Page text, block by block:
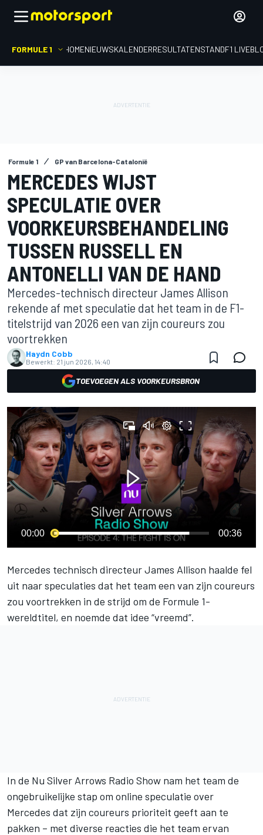
FORMULE 1 HOMENIEUWSKALENDERRESULTATENSTANDF1
Formule 1 GP van Barcelona-Catalonië
MERCEDES WIJST
SPECULATIE OVER
VOORKEURSBEHANDELING
TUSSEN RUSSELL EN
ANTONELLI VAN DE HAND
Mercedes-technisch directeur James Allison
rekende af met speculatie dat het team in de F1-
titelstrijd van 2026 een van zijn coureurs zou
voortrekken
Haydn Cobb
Bewerkt: 21 jun 2026, 14:40
TOEVOEGEN ALS VOORKEURSBRON
00:00 00:36
Mercedes technisch directeur James Allison haalde fel
uit naar speculaties dat het team een van zijn coureurs
zou voortrekken in de strijd om de Formule 1-
wereldtitel, en noemde dat idee “vreemd”.
In de Nu Silver Arrows Radio Show nam het team de
ongebruikelijke stap om online speculatie over
Mercedes dat zijn coureurs prioriteit geeft aan te
pakken – met diverse reacties die het team ervan